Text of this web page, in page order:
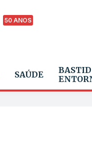
50 ANOS
SAÚDE